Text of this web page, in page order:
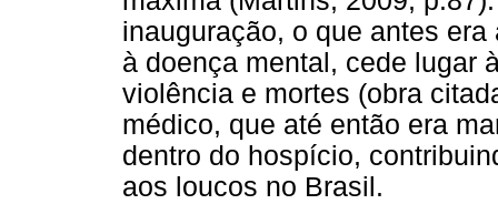
inauguração, o que antes
à doença mental, cede lugar
violência e mortes (obra
médico, que até então era
dentro do hospício,
aos loucos no Brasil.